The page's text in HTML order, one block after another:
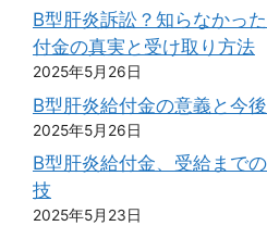
B型肝炎訴訟？知らなかっ
付金の真実と受け取り方法
2025年5月26日
B型肝炎給付金の意義と今
2025年5月26日
B型肝炎給付金、受給まで
技
2025年5月23日